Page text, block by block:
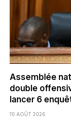
Assemblée
double
lancer 6
10 AOÛT 2026